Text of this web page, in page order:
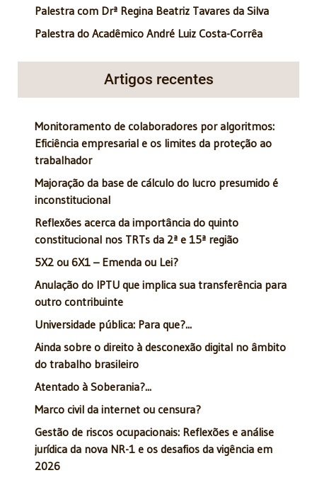
Palestra com Drª Regina Beatriz Tavares da Silva
Palestra do Acadêmico André Luiz Costa-Corrêa
Artigos recentes
Monitoramento de colaboradores por algoritmos:
Eficiência empresarial e os limites da proteção ao
trabalhador
Majoração da base de cálculo do lucro presumido é
inconstitucional
Reflexões acerca da importância do quinto
constitucional nos TRTs da 2ª e 15ª região
5X2 ou 6X1 – Emenda ou Lei?
Anulação do IPTU que implica sua transferência para
outro contribuinte
Universidade pública: Para que?...
Ainda sobre o direito à desconexão digital no âmbito
do trabalho brasileiro
Atentado à Soberania?...
Marco civil da internet ou censura?
Gestão de riscos ocupacionais: Reflexões e análise
jurídica da nova NR-1 e os desafios da vigência em
2026